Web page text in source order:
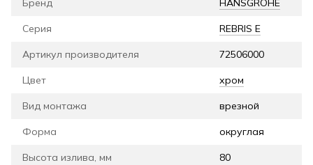
Бренд HANSGROHE
Серия REBRIS E
Артикул производителя 72506000
Цвет хром
Вид монтажа врезной
Форма округлая
Высота излива, мм 80